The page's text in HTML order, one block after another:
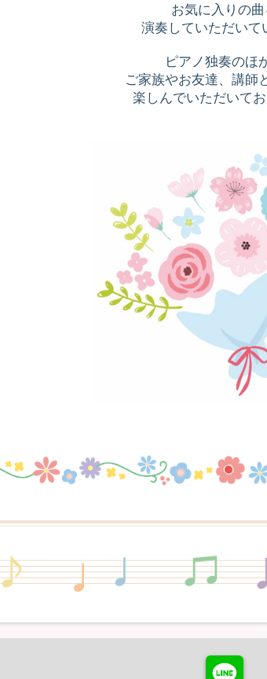
お気に入りの曲
演奏していただいて
ピアノ独奏のほ
ご家族やお友達、講師
楽しんでいただいて